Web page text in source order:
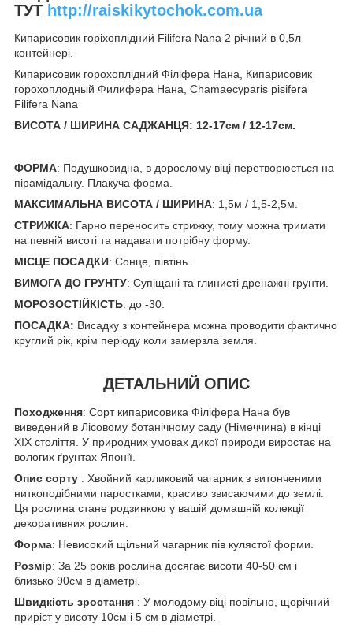
ТУТ http://raiskikytochok.com.ua
Кипарисовик горіхоплідний Filifera Nana 2 річний в 0,5л
контейнері.
Кипарисовик горохоплідний Філіфера Нана, Кипарисовик
горохоплодный Филифера Нана, Chamaecyparis pisifera
Filifera Nana
ВИСОТА / ШИРИНА САДЖАНЦЯ: 12-17см / 12-17см.
ФОРМА: Подушковидна, в дорослому віці перетворюється на
пірамідальну. Плакуча форма.
МАКСИМАЛЬНА ВИСОТА / ШИРИНА: 1,5м / 1,5-2,5м.
СТРИЖКА: Гарно переносить стрижку, тому можна тримати
на певній висоті та надавати потрібну форму.
МІСЦЕ ПОСАДКИ: Сонце, півтінь.
ВИМОГА ДО ГРУНТУ: Супіщані та глинисті дренажні грунти.
МОРОЗОСТІЙКІСТЬ: до -30.
ПОСАДКА: Висадку з контейнера можна проводити фактично
круглий рік, крім періоду коли замерзла земля.
ДЕТАЛЬНИЙ ОПИС
Походження: Сорт кипарисовика Філіфера Нана був
виведений в Лісовому ботанічному саду (Німеччина) в кінці
XIX століття. У природних умовах дикої природи виростає на
вологих ґрунтах Японії.
Опис сорту : Хвойний карликовий чагарник з витонченими
ниткоподібними паростками, красиво звисаючими до землі.
Ця рослина стане родзинкою у вашій домашній колекції
декоративних рослин.
Форма: Невисокий щільний чагарник пів кулястої форми.
Розмір: За 25 років рослина досягає висоти 40-50 см і
близько 90см в діаметрі.
Швидкість зростання : У молодому віці повільно, щорічний
приріст у висоту 10см і 5 см в діаметрі.